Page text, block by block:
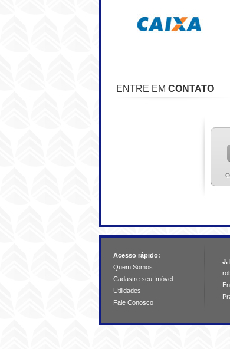
ENTRE EM CONTATO
Acesso rápido:
Quem Somos
Cadastre seu Imóvel
Utilidades
Fale Conosco
J.